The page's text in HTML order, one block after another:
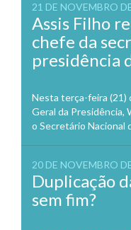
21 DE NOVEMBRO
Assis Filho
chefe da
presidência
Nesta terça-feira (21)
Geral da Presidência,
o Secretário Nacional
20 DE NOVEMBRO
Duplicação
sem fim?